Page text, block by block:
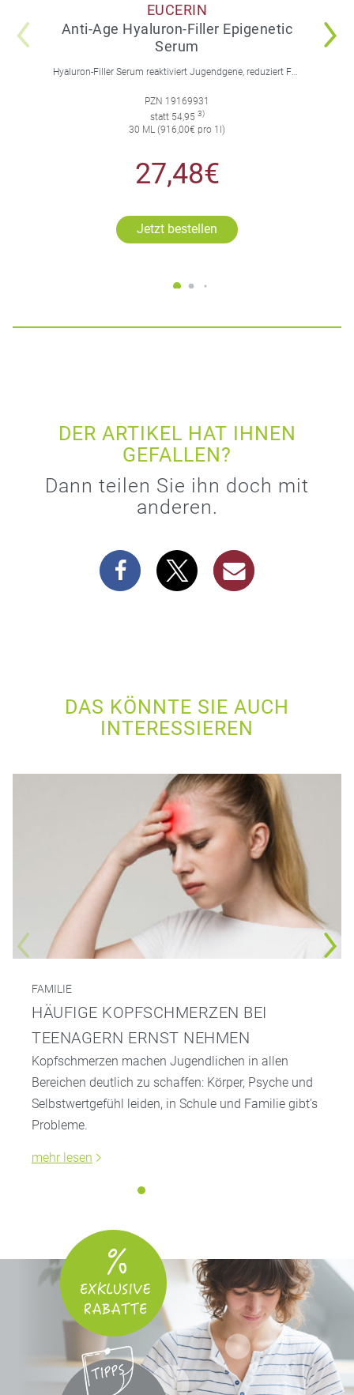
EUCERIN
Anti-Age Hyaluron-Filler Epigenetic
Serum
PZN 19169931
statt 54,95 3)
30 ML (916,00€ pro 1l)
27,48€
Jetzt bestellen
DER ARTIKEL HAT IHNEN
GEFALLEN?
Dann teilen Sie ihn doch mit
anderen.
DAS KÖNNTE SIE AUCH
INTERESSIEREN
FAMILIE
HÄUFIGE KOPFSCHMERZEN BEI
TEENAGERN ERNST NEHMEN
Kopfschmerzen machen Jugendlichen in allen
Bereichen deutlich zu schaffen: Körper, Psyche und
Selbstwertgefühl leiden, in Schule und Familie gibt’s
Probleme.
mehr lesen